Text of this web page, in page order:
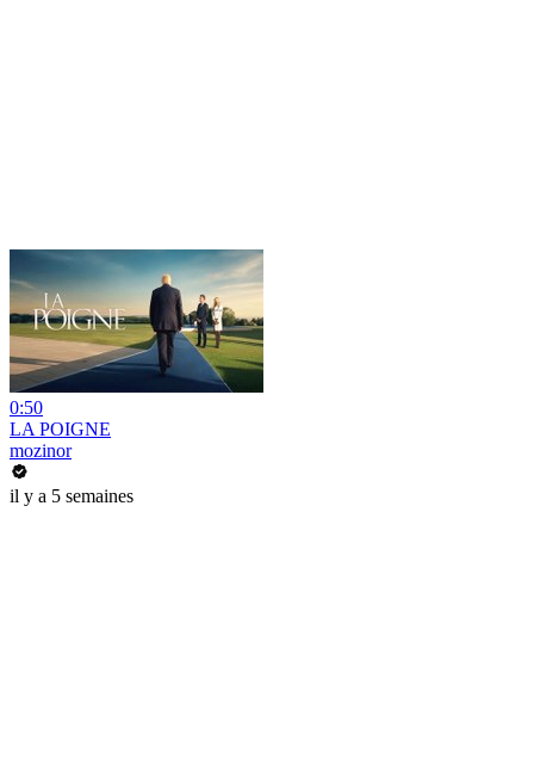
0:50
LA POIGNE
mozinor
il y a 5 semaines